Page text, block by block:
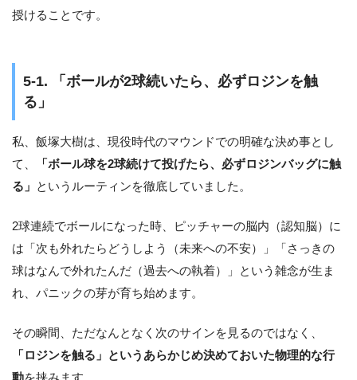
授けることです。
5-1. 「ボールが2球続いたら、必ずロジンを触
る」
私、飯塚大樹は、現役時代のマウンドでの明確な決め事とし
て、
「ボール球を2球続けて投げたら、必ずロジンバッグに触
る」
というルーティンを徹底していました。
2球連続でボールになった時、ピッチャーの脳内（認知脳）に
は「次も外れたらどうしよう（未来への不安）」「さっきの
球はなんで外れたんだ（過去への執着）」という雑念が生ま
れ、パニックの芽が育ち始めます。
その瞬間、ただなんとなく次のサインを見るのではなく、
「ロジンを触る」というあらかじめ決めておいた物理的な行